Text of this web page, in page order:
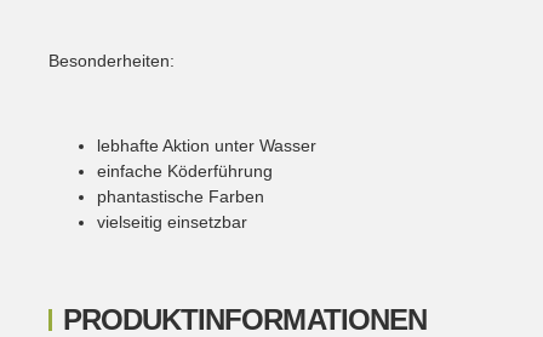
PRODUKTINFORMATIONEN
Besonderheiten:
lebhafte Aktion unter Wasser
einfache Köderführung
phantastische Farben
vielseitig einsetzbar